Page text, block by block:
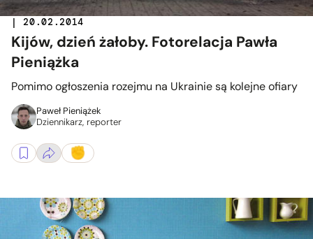
| 20.02.2014
Kijów, dzień żałoby. Fotorelacja Pawła
Pieniążka
Pomimo ogłoszenia rozejmu na Ukrainie są kolejne ofiary
Paweł Pieniążek
Dziennikarz, reporter